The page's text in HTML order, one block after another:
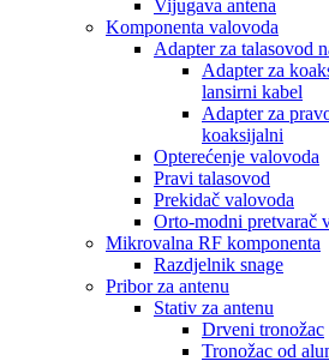
Vijugava antena
Komponenta valovoda
Adapter za talasovod
Adapter za
lansirni kabel
Adapter za
koaksijalni
Opterećenje valovoda
Pravi talasovod
Prekidač valovoda
Orto-modni pretvarač
Mikrovalna RF komponenta
Razdjelnik snage
Pribor za antenu
Stativ za antenu
Drveni tronožac
Tronožac od